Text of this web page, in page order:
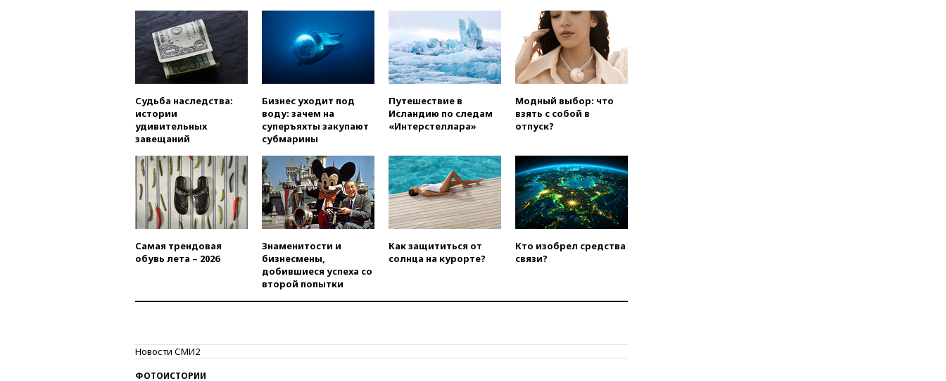
08:16
Лукашенко призвал
белорусов покупать избы в
селах
07:30
Нигерия стала
крупнейшим поставщиком
авиатоплива в Европу
США и Колумбия
усилий против наркотрафика
05:30
ВМС Испании усилили
присутствие в Сеуте на фоне
миграционного кризиса
03:30
В Минстрое сравнили
качество жилья в Нью-Йорке и
России
в Госдепе, чтобы «вести
попытке попасть из Марокко в
Сеуту на параплане
Судьба наследства:
истории
удивительных
завещаний
Бизнес уходит под
воду: зачем на
суперъяхты закупают
субмарины
Путешествие в
Исландию по следам
«Интерстеллара»
Модный выбор: что
взять с собой в
отпуск?
Самая трендовая
обувь лета – 2026
Знаменитости и
бизнесмены,
добившиеся успеха со
второй попытки
Как защититься от
солнца на курорте?
Кто изобрел средства
связи?
Новости СМИ2
ФОТОИСТОРИИ